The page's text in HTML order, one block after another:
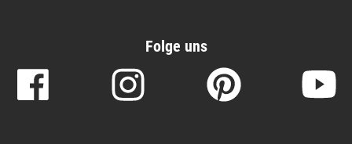
Folge uns